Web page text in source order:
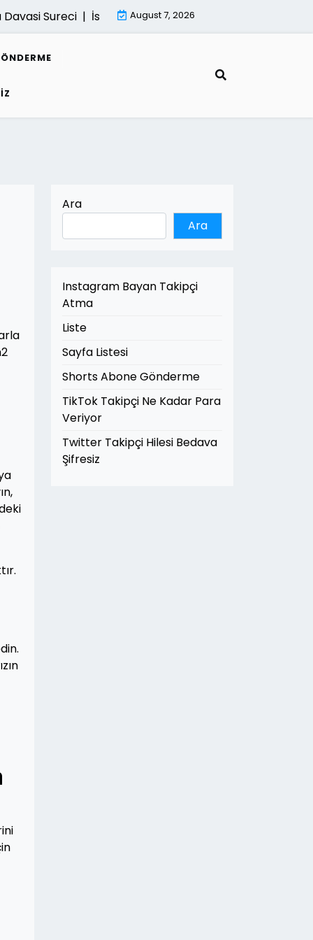
Sureci |İsletmeler İcin Dijital Donusum Rehberi |
August 7, 2026
Ara
Ara
Instagram Bayan Takipçi
Atma
Liste
Sayfa Listesi
Shorts Abone Gönderme
TikTok Takipçi Ne Kadar Para
Veriyor
Twitter Takipçi Hilesi Bedava
Şifresiz